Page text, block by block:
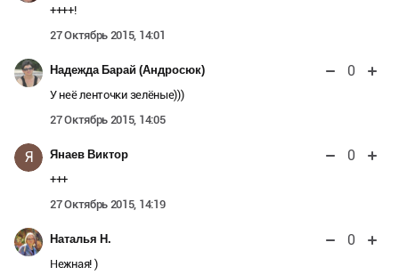
++++!
27 Октябрь 2015, 14:01
Надежда Барай (Андросюк) 0
У неё ленточки зелёные)))
27 Октябрь 2015, 14:05
Я Янаев Виктор 0
+++
27 Октябрь 2015, 14:19
Наталья Н. 0
Нежная! )